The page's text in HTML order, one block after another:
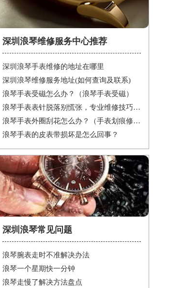
深圳浪琴维修服务中心推荐
深圳浪琴手表维修的地址在哪里
深圳浪琴维修服务地址(如何查询及联系)
浪琴手表受磁怎么办？（浪琴手表受磁）
浪琴手表表针脱落别慌张，专业维修技巧帮你迅速解决
浪琴手表外圈刮花怎么办？（手表划痕修复妙招）
浪琴手表的皮表带损坏是怎么回事？
深圳浪琴常见问题
浪琴腕表走时不准解决办法
浪琴一个星期快一分钟
浪琴走慢了解决方法盘点